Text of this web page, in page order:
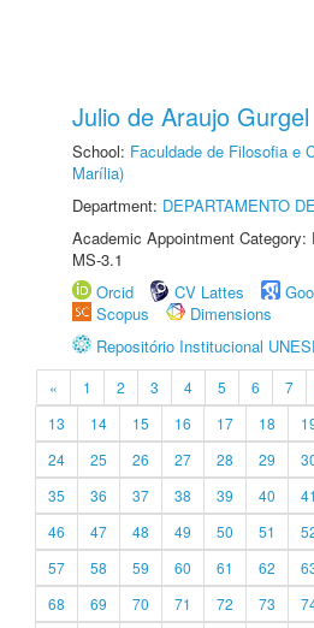
Julio de Araujo Gurgel
School: Faculdade de Filosofia e
Marília)
Department: DEPARTAMENTO
Academic Appointment
MS-3.1
Orcid
CV Lattes
Scopus
Dimensions
Repositório Institucional
« 1 2 3 4 5 6 7
13
14 15 16 17 18
24
25 26 27 28 29
35
36 37 38 39 40 41
46
47 48 49 50 51
57
58 59 60 61 62
68
69 70 71 72 73